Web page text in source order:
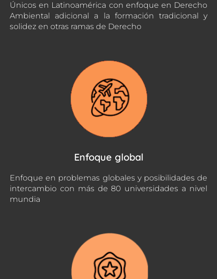
Únicos en Latinoamérica con enfoque en Derecho
Ambiental adicional a la formación tradicional y
solidez en otras ramas de Derecho
Enfoque global
Enfoque en problemas globales y posibilidades de
intercambio con más de 80 universidades a nivel
mundia